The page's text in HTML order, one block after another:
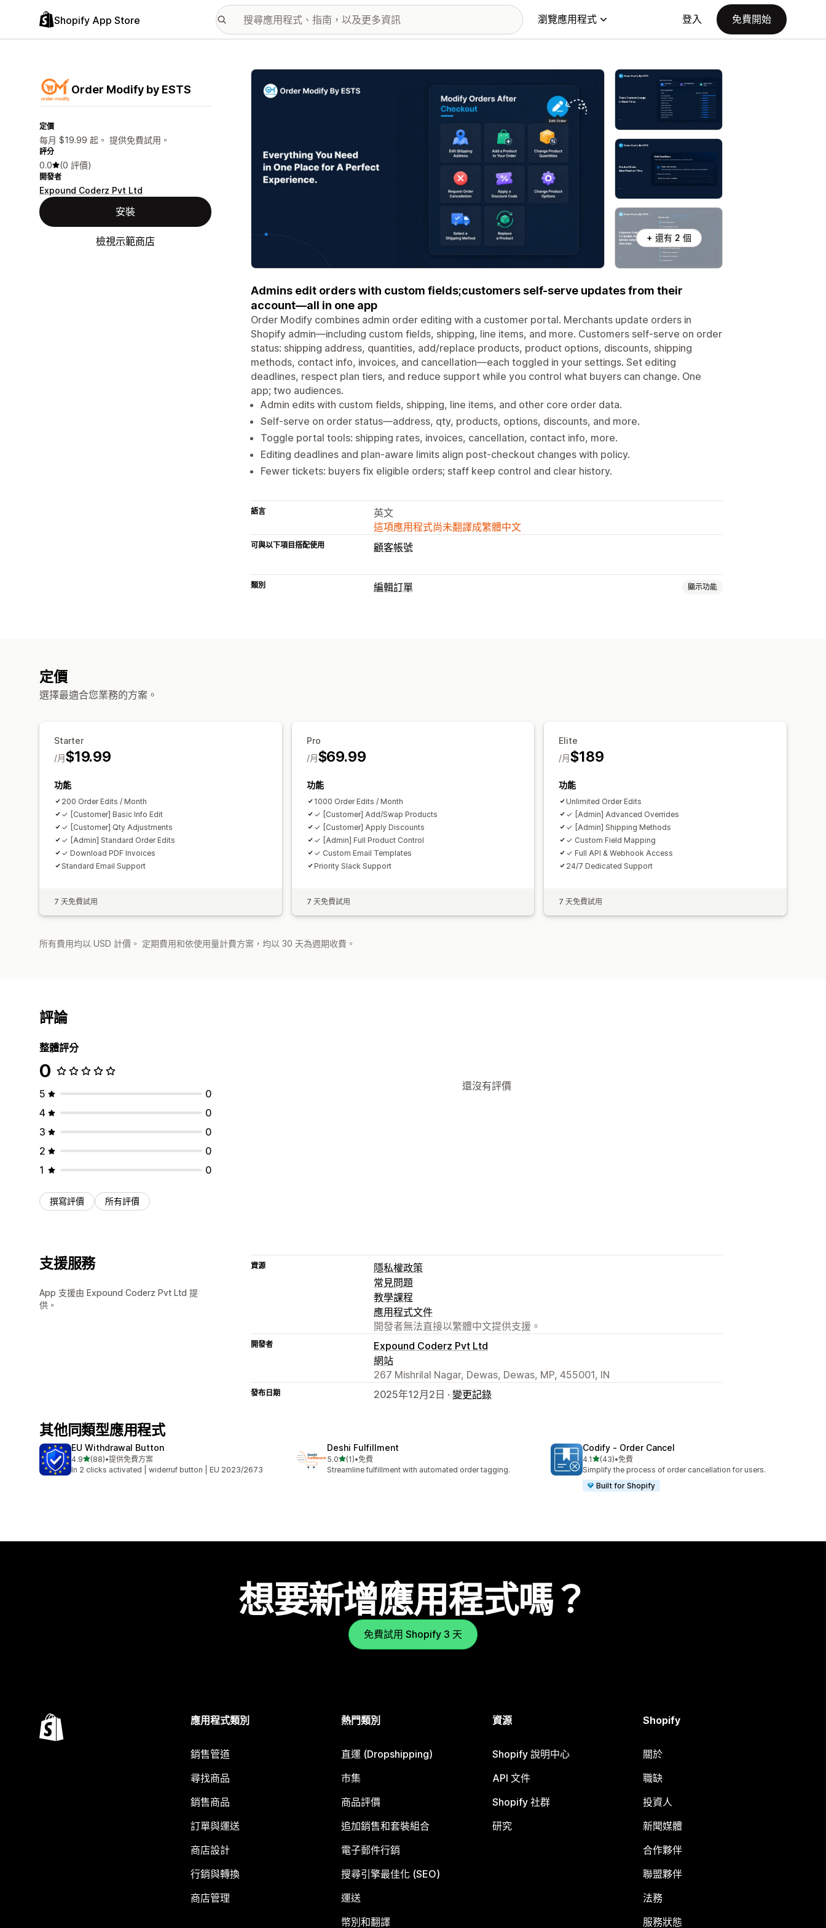
Shopify App Store 瀏覽應用程式 登入 免費開始
Order Modify by ESTS
定價
每月 $19.99 起。 提供免費試用。
評分
0.0 (0 評價)
開發者
Expound Coderz Pvt Ltd
安裝
檢視示範商店
主要圖片圖庫
+ 還有 2 個
Admins edit orders with custom fields;customers self-serve updates from their
account—all in one app
Order Modify combines admin order editing with a customer portal. Merchants update orders in
Shopify admin—including custom fields, shipping, line items, and more. Customers self-serve on order
status: shipping address, quantities, add/replace products, product options, discounts, shipping
methods, contact info, invoices, and cancellation—each toggled in your settings. Set editing
deadlines, respect plan tiers, and reduce support while you control what buyers can change. One
app; two audiences.
Admin edits with custom fields, shipping, line items, and other core order data.
Self-serve on order status—address, qty, products, options, discounts, and more.
Toggle portal tools: shipping rates, invoices, cancellation, contact info, more.
Editing deadlines and plan-aware limits align post-checkout changes with policy.
Fewer tickets: buyers fix eligible orders; staff keep control and clear history.
語言
英文
這項應用程式尚未翻譯成繁體中文
可與以下項目搭配使用 顧客帳號
類別 編輯訂單 顯示功能
定價
選擇最適合您業務的方案。
Starter
$19.99
/月
功能
200 Order Edits / Month
✓ [Customer] Basic Info Edit
✓ [Customer] Qty Adjustments
✓ [Admin] Standard Order Edits
✓ Download PDF Invoices
Standard Email Support
7 天免費試用
Pro
$69.99
/月
功能
1000 Order Edits / Month
✓ [Customer] Add/Swap Products
✓ [Customer] Apply Discounts
✓ [Admin] Full Product Control
✓ Custom Email Templates
Priority Slack Support
7 天免費試用
Elite
$189
/月
功能
Unlimited Order Edits
✓ [Admin] Advanced Overrides
✓ [Admin] Shipping Methods
✓ Custom Field Mapping
✓ Full API & Webhook Access
24/7 Dedicated Support
7 天免費試用
所有費用均以 USD 計價。 定期費用和依使用量計費方案，均以 30 天為週期收費。
評論
整體評分
0
5
0
4
0
3
0
2
0
1
0
撰寫評價 所有評價
還沒有評價
支援服務
App 支援由 Expound Coderz Pvt Ltd 提
供。
資源
隱私權政策
常見問題
教學課程
應用程式文件
開發者無法直接以繁體中文提供支援。
開發者
Expound Coderz Pvt Ltd
網站
267 Mishrilal Nagar, Dewas, Dewas, MP, 455001, IN
發布日期 2025年12月2日 · 變更記錄
其他同類型應用程式
EU Withdrawal Button
4.9滿分 5 顆星
(88)
共有 88 則評價
•提供免費方案
In 2 clicks activated | widerruf button | EU 2023/2673
Deshi Fulfillment
5.0滿分 5 顆星
(1)
共有 1 則評價
•免費
Streamline fulfillment with automated order tagging.
Codify ‑ Order Cancel
4.1滿分 5 顆星
(43)
共有 43 則評價
•免費
Simplify the process of order cancellation for users.
Built for Shopify
想要新增應用程式嗎？
免費試用 Shopify 3 天
應用程式類別
銷售管道
尋找商品
銷售商品
訂單與運送
商店設計
行銷與轉換
商店管理
熱門類別
直運 (Dropshipping)
市集
商品評價
追加銷售和套裝組合
電子郵件行銷
搜尋引擎最佳化 (SEO)
運送
幣別和翻譯
資源
Shopify 說明中心
API 文件
Shopify 社群
研究
Shopify
關於
職缺
投資人
新聞媒體
合作夥伴
聯盟夥伴
法務
服務狀態